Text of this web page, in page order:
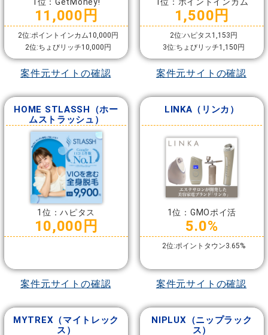
11,000円
2位:ポイントインカム10,000円
2位:ちょびリッチ10,000円
案件元サイトの確認
1,500円
2位:ハピタス1,153円
3位:ちょびリッチ1,150円
案件元サイトの確認
HOME STLASSH（ホー
ムストラッシュ）
1位：ハピタス
10,000円
案件元サイトの確認
LINKA（リンカ）
1位：GMOポイ活
5.0%
2位:ポイントタウン3.65%
案件元サイトの確認
MYTREX（マイトレック
ス）
NIPLUX（ニップラック
ス）